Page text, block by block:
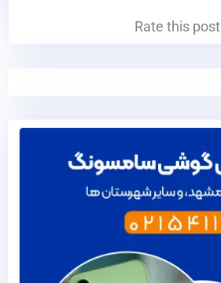
Rate this post